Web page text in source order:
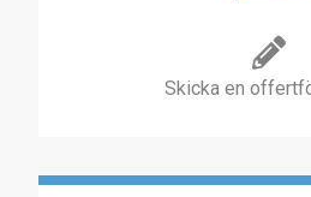
Skicka en